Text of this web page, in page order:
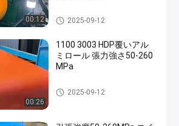
00:12
コーティングされたアルミニ
ウムコイル
2025-09-12
00:26
1100 3003 HDP覆いアル
ミロール 張力強さ50-260
MPa
コーティングされたアルミニ
ウムコイル
2025-09-12